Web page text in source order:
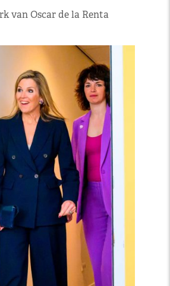
van Oscar de la Renta